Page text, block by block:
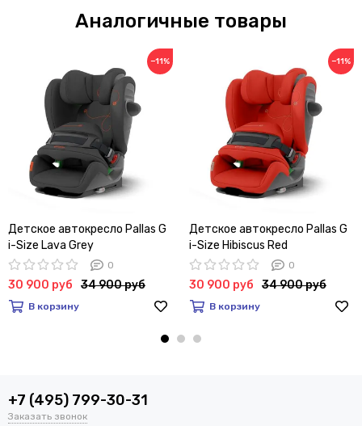
Аналогичные товары
−11%
Детское автокресло Pallas G
i-Size Lava Grey
0
30 900 руб 34 900 руб
В корзину
−11%
Детское автокресло Pallas G
i-Size Hibiscus Red
0
30 900 руб 34 900 руб
В корзину
+7 (495) 799-30-31
Заказать звонок